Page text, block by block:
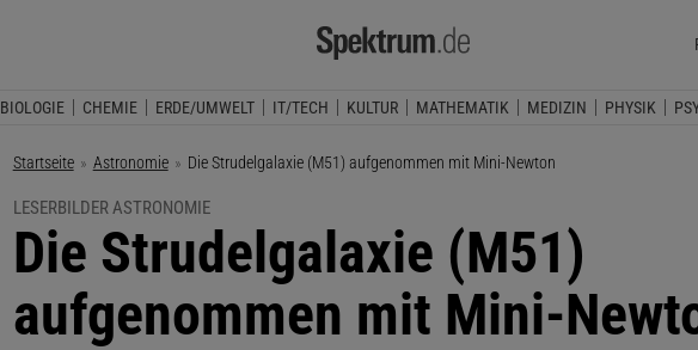
BIOLOGIE CHEMIE ERDE/UMWELT IT/TECH KULTUR MATHEMATIK MEDIZIN PHYSIK
Startseite Astronomie Aktuelle Seite:
Die Strudelgalaxie (M51) aufgenommen mit Mini-Newton
LESERBILDER ASTRONOMIE
:
Die Strudelgalaxie (M51)
aufgenommen mit Mini-